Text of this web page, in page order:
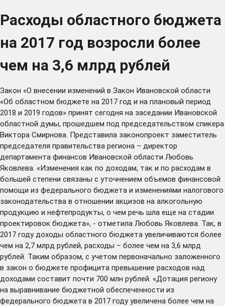
Расходы областного бюджета
на 2017 год возросли более
чем на 3,6 млрд рублей
Закон «О внесении изменений в Закон Ивановской области
«Об областном бюджете на 2017 год и на плановый период
2018 и 2019 годов» принят сегодня на заседании Ивановской
областной думы, прошедшем под председательством спикера
Виктора Смирнова. Представила законопроект заместитель
председателя правительства региона – директор
департамента финансов Ивановской области Любовь
Яковлева. «Изменения как по доходам, так и по расходам в
большей степени связаны с уточнением объемов финансовой
помощи из федерального бюджета и изменениями налогового
законодательства в отношении акцизов на алкогольную
продукцию и нефтепродукты, о чем речь шла еще на стадии
проектировок бюджета», - отметила Любовь Яковлева. Так, в
2017 году доходы областного бюджета увеличиваются более
чем на 2,7 млрд рублей, расходы – более чем на 3,6 млрд
рублей. Таким образом, с учетом первоначально заложенного
в закон о бюджете профицита превышение расходов над
доходами составит почти 700 млн рублей. «Дотация региону
на выравнивание бюджетной обеспеченности из
федерального бюджета в 2017 году увеличена более чем на